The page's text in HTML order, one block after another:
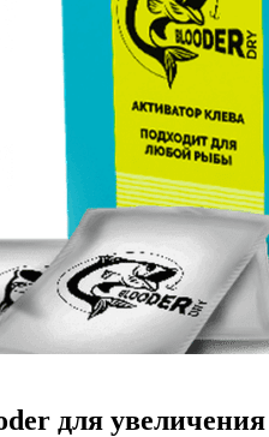
для увеличения